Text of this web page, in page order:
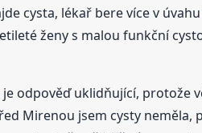
cysta, lékař bere více v úvahu
ženy s malou funkční
odpověď uklidňující, protože
Mirenou jsem cysty neměla,